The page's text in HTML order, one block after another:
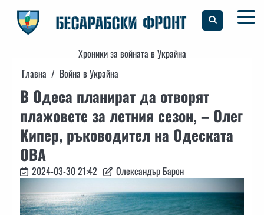
content
Хроники за войната в Украйна
Главна
Война в Украйна
В Одеса планират да отворят
плажовете за летния сезон, – Олег
Кипер, ръководител на Одеската
ОВА
2024-03-30 21:42 Олександър Барон